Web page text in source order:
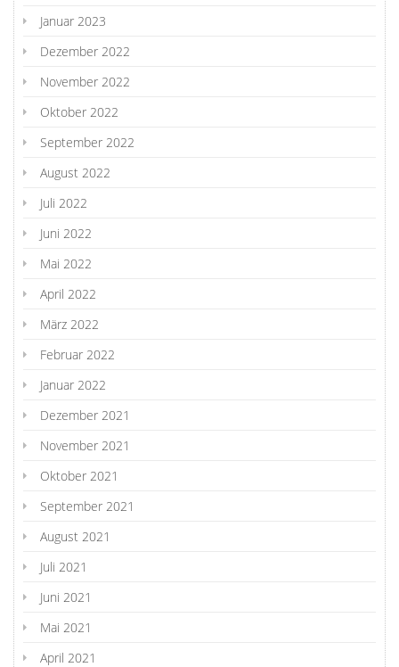
Januar 2023
Dezember 2022
November 2022
Oktober 2022
September 2022
August 2022
Juli 2022
Juni 2022
Mai 2022
April 2022
März 2022
Februar 2022
Januar 2022
Dezember 2021
November 2021
Oktober 2021
September 2021
August 2021
Juli 2021
Juni 2021
Mai 2021
April 2021